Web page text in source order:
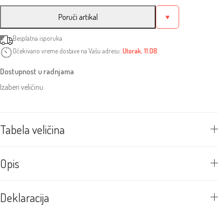
Poruči artikal ♥
Besplatna isporuka
Očekivano vreme dostave na Vašu adresu: Utorak, 11.08.
Dostupnost u radnjama
Izaberi veličinu.
Tabela veličina
Opis
Deklaracija